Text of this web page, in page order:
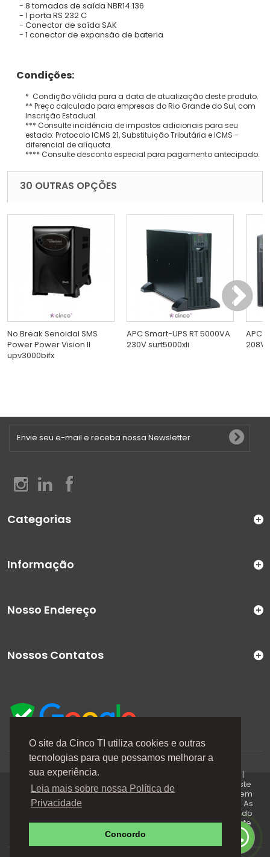
O site da Cinco TI utiliza cookies e outras
tecnologias para que possamos melhorar a
sua experiência.
Leia mais sobre nossa Política de
Privacidade
Concordo
- 8 tomadas de saída NBR14.136
- 1 porta RS 232 C
- Conector de saída SAK
- 1 conector de expansão de bateria
Condições:
* Condição válida para a data de atualização deste produto.
** Preço calculado para empresas do Rio Grande do Sul, com
Inscrição Estadual.
*** Consulte incidência de impostos adicionais para seu
estado: Protocolo ICMS 21, Substituição Tributária e ICMS -
diferencial de alíquota.
**** Consulte desconto especial para pagamento antecipado.
30 OUTRAS OPÇÕES
No Break Senoidal SMS
Power Power Vision II
upv3000bifx
APC Smart-UPS RT 5000VA
230V surt5000xli
APC
208V
Categorias
Informação
A Cinco TI (5TI) é uma marca registrada de CINCO TI
COMERCIO E SERVICOS LTDA | CNPJ: 08.307.867/0001-04 |
Todos os direitos reservados. Os preços anunciados neste
site ou via e-mails promocionais podem ser alterados sem
prévio aviso. A 5TI não é responsável por erros descritos. As
fotos contidas nessa página são meramente ilustrativas do
produto e podem variar de acordo com o fornecedor/lote
do fabricante. Este site trabalha 100% em criptografia SSL.
Nosso Endereço
Nossos Contatos